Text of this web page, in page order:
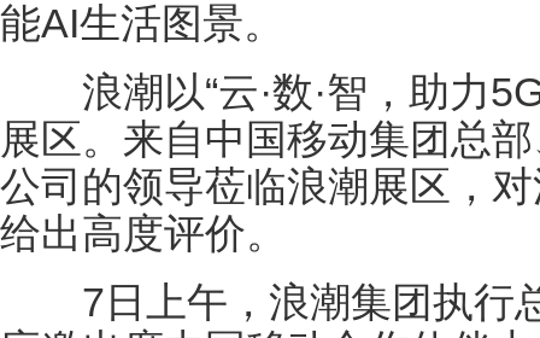
能AI生活图景。
浪潮以“云·数·智，助力
展区。来自中国移动集团总
公司的领导莅临浪潮展区，
给出高度评价。
7日上午，浪潮集团执行